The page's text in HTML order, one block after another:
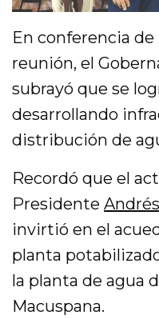
En conferencia
reunión, el
subrayó que se
desarrollando
distribución de
Recordó que el
Presidente
invirtió en el
planta
la planta de agua
Macuspana.